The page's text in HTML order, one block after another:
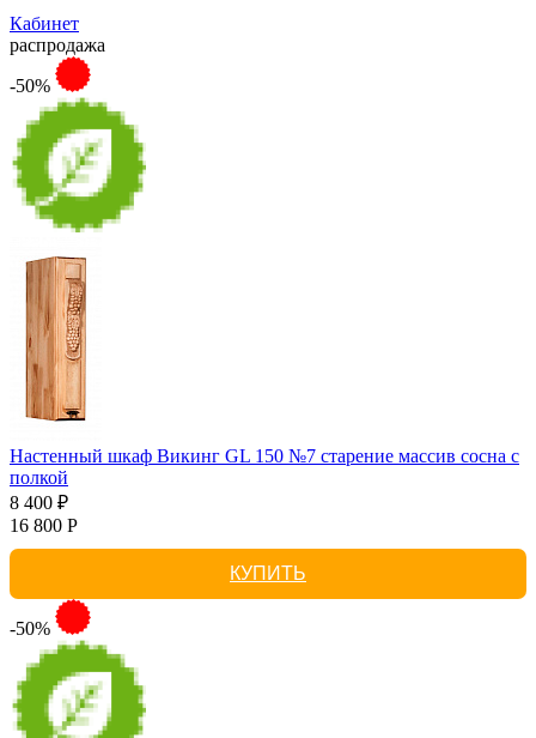
Кабинет
распродажа
-50%
Настенный шкаф Викинг GL 150 №7 старение массив сосна с
полкой
8 400 ₽
16 800 Р
КУПИТЬ
-50%